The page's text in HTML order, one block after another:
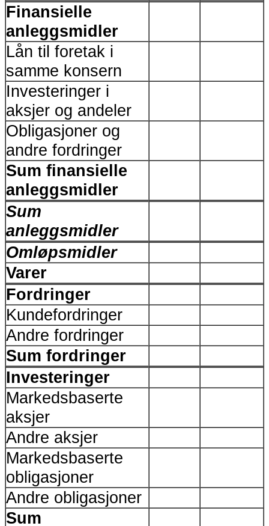
Finansielle
anleggsmidler
Lån til foretak i
samme konsern
Investeringer i
aksjer og andeler
Obligasjoner og
andre fordringer
Sum finansielle
anleggsmidler
Sum
anleggsmidler
Omløpsmidler
Varer
Fordringer
Kundefordringer
Andre fordringer
Sum fordringer
Investeringer
Markedsbaserte
aksjer
Andre aksjer
Markedsbaserte
obligasjoner
Andre obligasjoner
Sum